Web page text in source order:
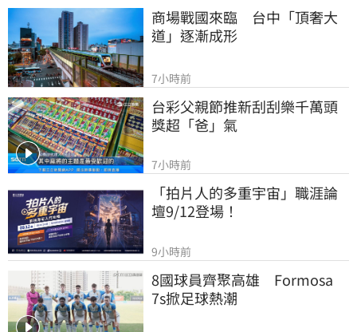
商場戰國來臨　台中「頂奢大
道」逐漸成形
7小時前
台彩父親節推新刮刮樂千萬頭
獎超「爸」氣
7小時前
「拍片人的多重宇宙」職涯論
壇9/12登場！
9小時前
8國球員齊聚高雄　Formosa
7s掀足球熱潮